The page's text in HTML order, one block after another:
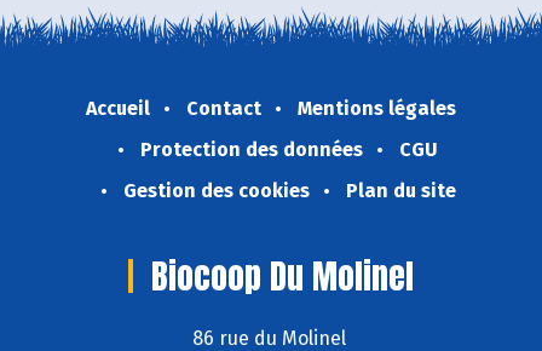
Accueil Contact
Mentions légales
Protection des données
CGU
Gestion des cookies
Plan du site
Biocoop Du Molinel
86 rue du Molinel